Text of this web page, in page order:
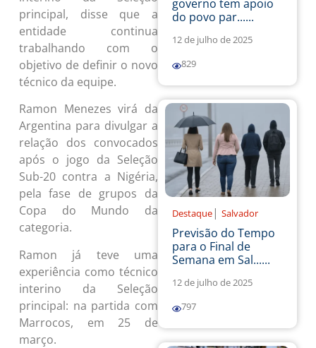
principal, disse que a
entidade continua
trabalhando com o
objetivo de definir o novo
técnico da equipe.
Ramon Menezes virá da
Argentina para divulgar a
relação dos convocados
após o jogo da Seleção
Sub-20 contra a Nigéria,
pela fase de grupos da
Copa do Mundo da
categoria.
Ramon já teve uma
experiência como técnico
interino da Seleção
principal: na partida com
Marrocos, em 25 de
março.
governo tem apoio
do povo par......
12 de julho de 2025
829
Destaque | Salvador
Previsão do Tempo
para o Final de
Semana em Sal......
12 de julho de 2025
797